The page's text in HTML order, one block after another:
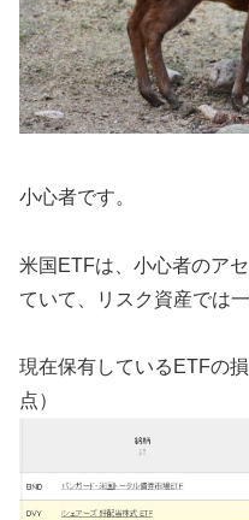
小心者です。
米国ETFは、小心者のア
ていて、リスク資産では
現在保有しているETFの
点）